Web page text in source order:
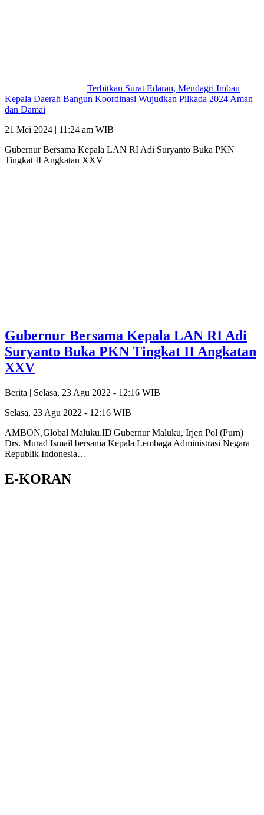
Terbitkan Surat Edaran, Mendagri Imbau
Kepala Daerah Bangun Koordinasi Wujudkan Pilkada 2024 Aman
dan Damai
21 Mei 2024 | 11:24 am WIB
Gubernur Bersama Kepala LAN RI Adi Suryanto Buka PKN
Tingkat II Angkatan XXV
Gubernur Bersama Kepala LAN RI Adi
Suryanto Buka PKN Tingkat II Angkatan
XXV
Berita | Selasa, 23 Agu 2022 - 12:16 WIB
Selasa, 23 Agu 2022 - 12:16 WIB
AMBON,Global Maluku.ID|Gubernur Maluku, Irjen Pol (Purn)
Drs. Murad Ismail bersama Kepala Lembaga Administrasi Negara
Republik Indonesia…
E-KORAN